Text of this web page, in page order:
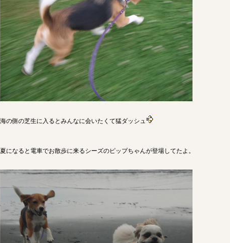
海の側の芝生に入るとみんなに会いたくて猛ダッシュ
夏になると電車でお散歩に来るシーズのピップちゃんが登場してたよ。